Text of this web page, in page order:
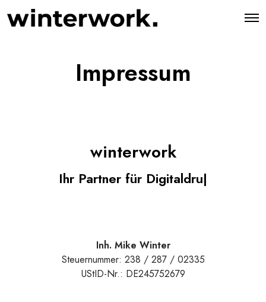
O
Impressum
winterwork
Ihr Partner für Digitaldr|
Inh. Mike Winter
Steuernummer: 238 / 287 / 02335
UStID-Nr.: DE245752679